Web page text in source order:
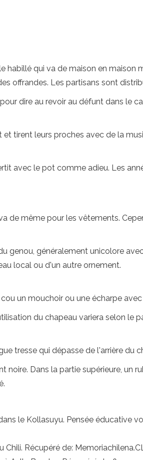
qui va de maison en maison
offrandes. Les partisans sont
dire au revoir au défunt dans le
tirent leurs proches avec de la
avec le pot comme adieu. Les
de même pour les vêtements.
genou, généralement unicolore
local ou d'un autre ornement.
un mouchoir ou une écharpe
du chapeau variera selon le
tresse qui dépasse de l'arrière du
Dans la partie supérieure, un
le Kollasuyu. Pensée éducative
Récupéré de: